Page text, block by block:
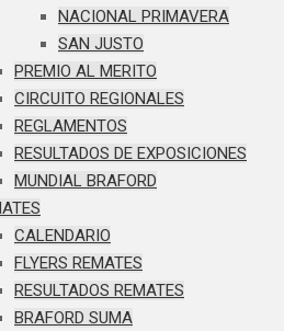
NACIONAL PRIMAVERA
SAN JUSTO
PREMIO AL MERITO
CIRCUITO REGIONALES
REGLAMENTOS
RESULTADOS DE EXPOSICIONES
MUNDIAL BRAFORD
CALENDARIO
FLYERS REMATES
RESULTADOS REMATES
BRAFORD SUMA